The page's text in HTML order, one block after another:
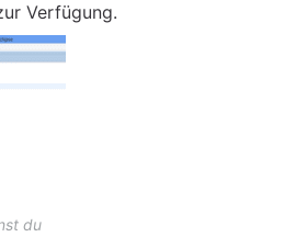
Verfügung.
du